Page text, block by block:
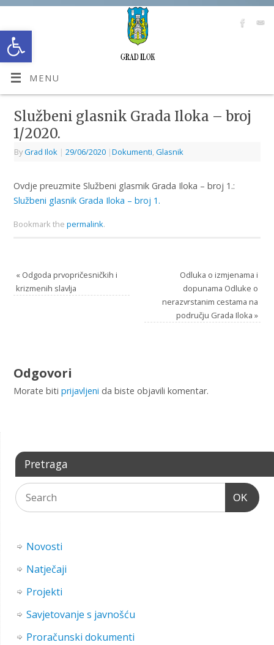
Open toolbar
MENU
Službeni glasnik Grada Iloka – broj
1/2020.
ByGrad Ilok | 29/06/2020 |Dokumenti Glasnik
Ovdje preuzmite Službeni glasmik Grada Iloka – broj 1.:
Službeni glasnik Grada Iloka – broj 1.
Bookmark the permalink.
«Odgoda prvopričesničkih i
krizmenih slavlja
Odluka o izmjenama i
dopunama Odluke o
nerazvrstanim cestama na
području Grada Iloka»
Odgovori
Morate biti prijavljeni da biste objavili komentar.
Pretraga
OK
Novosti
Natječaji
Projekti
Savjetovanje s javnošću
Proračunski dokumenti